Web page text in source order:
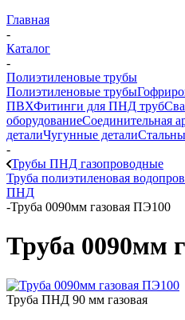
Главная
-
Каталог
-
Полиэтиленовые трубы
Полиэтиленовые трубы
ПВХФитинги для ПНД труб
оборудованиеСоединительная
деталиЧугунные детали
-
Трубы ПНД газопроводные
Труба полиэтиленовая
ПНД
-Труба 0090мм газовая ПЭ100
Труба 0090мм
Труба ПНД 90 мм газовая